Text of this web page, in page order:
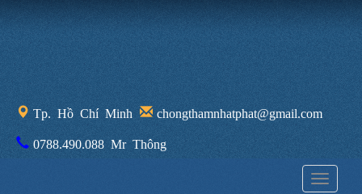
Tp. Hồ Chí Minh
chongthamnhatphat@gmail.com
0788.490.088 Mr Thông
Toggle